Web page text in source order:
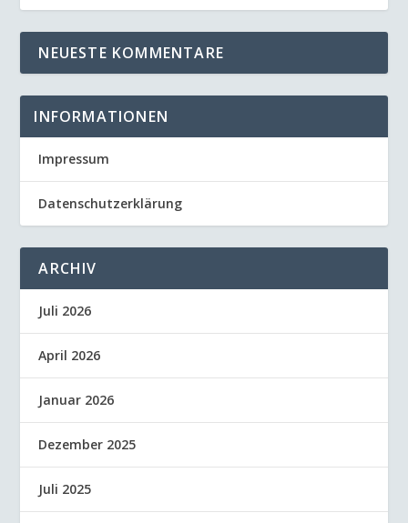
NEUESTE KOMMENTARE
INFORMATIONEN
Impressum
Datenschutzerklärung
ARCHIV
Juli 2026
April 2026
Januar 2026
Dezember 2025
Juli 2025